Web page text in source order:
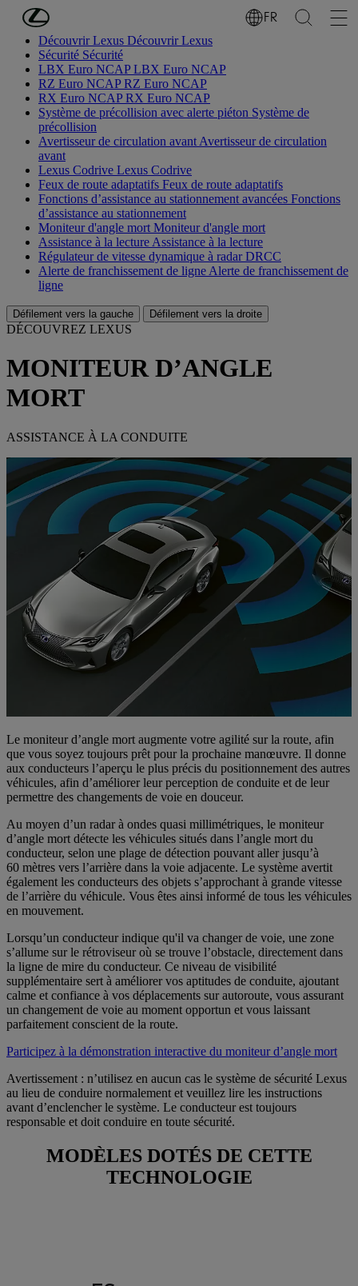
Passer au contenu principal (Appuyez sur Enter) FR
Découvrir Lexus Découvrir Lexus
Sécurité Sécurité
LBX Euro NCAPLBX Euro NCAP
RZ Euro NCAPRZ Euro NCAP
RX Euro NCAPRX Euro NCAP
Système de précollision avec alerte piéton Système de
précollision
Avertisseur de circulation avant Avertisseur de circulation
avant
Lexus Codrive Lexus Codrive
Feux de route adaptatifs Feux de route adaptatifs
Fonctions d’assistance au stationnement avancées Fonctions
d’assistance au stationnement
Moniteur d'angle mort Moniteur d'angle mort
Assistance à la lecture Assistance à la lecture
Régulateur de vitesse dynamique à radarDRCC
Alerte de franchissement de ligne Alerte de franchissement de
ligne
Défilement vers la gauche Défilement vers la droite
DÉCOUVREZ LEXUS
MONITEUR D’ANGLE
MORT
ASSISTANCE À LA CONDUITE
Le moniteur d’angle mort augmente votre agilité sur la route, afin
que vous soyez toujours prêt pour la prochaine manœuvre. Il donne
aux conducteurs l’aperçu le plus précis du positionnement des autres
véhicules, afin d’améliorer leur perception de conduite et de leur
permettre des changements de voie en douceur.
Au moyen d’un radar à ondes quasi millimétriques, le moniteur
d’angle mort détecte les véhicules situés dans l’angle mort du
conducteur, selon une plage de détection pouvant aller jusqu’à
60 mètres vers l’arrière dans la voie adjacente. Le système avertit
également les conducteurs des objets s’approchant à grande vitesse
de l’arrière du véhicule. Vous êtes ainsi informé de tous les véhicules
en mouvement.
Lorsqu’un conducteur indique qu'il va changer de voie, une zone
s’allume sur le rétroviseur où se trouve l’obstacle, directement dans
la ligne de mire du conducteur. Ce niveau de visibilité
supplémentaire sert à améliorer vos aptitudes de conduite, ajoutant
calme et confiance à vos déplacements sur autoroute, vous assurant
un changement de voie au moment opportun et vous laissant
parfaitement conscient de la route.
Participez à la démonstration interactive du moniteur d’angle mort
Avertissement : n’utilisez en aucun cas le système de sécurité Lexus
au lieu de conduire normalement et veuillez lire les instructions
avant d’enclencher le système. Le conducteur est toujours
responsable et doit conduire en toute sécurité.
MODÈLES DOTÉS DE CETTE
TECHNOLOGIE